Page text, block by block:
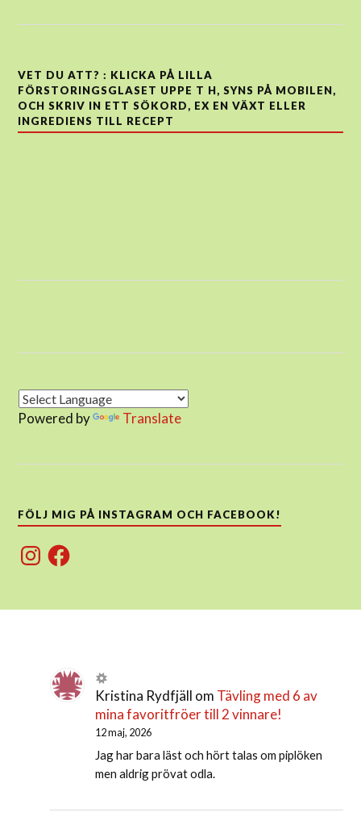
VET DU ATT? : KLICKA PÅ LILLA
FÖRSTORINGSGLASET UPPE T H, SYNS PÅ MOBILEN,
OCH SKRIV IN ETT SÖKORD, EX EN VÄXT ELLER
INGREDIENS TILL RECEPT
Powered by Translate
FÖLJ MIG PÅ INSTAGRAM OCH FACEBOOK!
InstagramFacebook
Kristina Rydfjäll om Tävling med 6 av
mina favoritfröer till 2 vinnare!
12 maj, 2026
Jag har bara läst och hört talas om piplöken
men aldrig prövat odla.